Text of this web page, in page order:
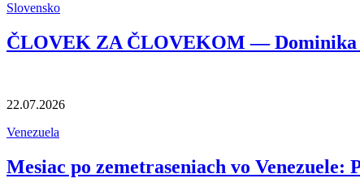
Slovensko
ČLOVEK ZA ČLOVEKOM — Dominika
22.07.2026
Venezuela
Mesiac po zemetraseniach vo Venezuele: